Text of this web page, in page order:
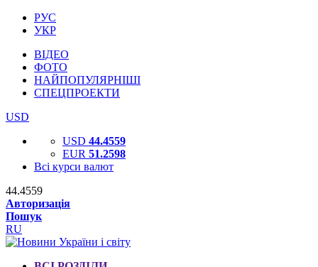
РУС
УКР
ВІДЕО
ФОТО
НАЙПОПУЛЯРНІШІ
СПЕЦПРОЕКТИ
USD
USD 44.4559
EUR 51.2598
Всі курси валют
44.4559
Авторизація
Пошук
RU